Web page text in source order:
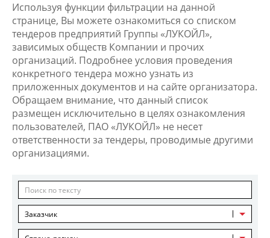
Используя функции фильтрации на данной
странице, Вы можете ознакомиться со списком
тендеров предприятий Группы «ЛУКОЙЛ»,
зависимых обществ Компании и прочих
организаций. Подробнее условия проведения
конкретного тендера можно узнать из
приложенных документов и на сайте организатора.
Обращаем внимание, что данный список
размещен исключительно в целях ознакомления
пользователей, ПАО «ЛУКОЙЛ» не несет
ответственности за тендеры, проводимые другими
организациями.
Заказчик